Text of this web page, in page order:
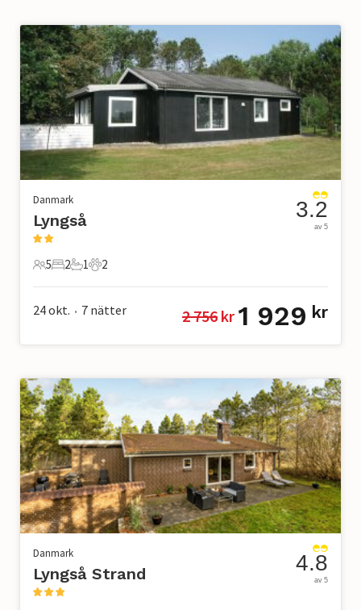
Danmark
Lyngså
5 Gäster
5
2 Sovrum
2
1 Badrum
1
2 Husdjur
2
3.2
av 5
24 okt. • 7 nätter 2 756 kr 1 929 kr
Danmark
Lyngså Strand 4.8
av 5